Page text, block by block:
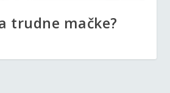
trudne mačke?